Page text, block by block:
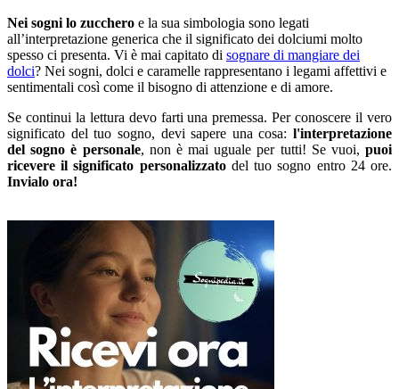
Nei sogni lo zucchero e la sua simbologia sono legati
all’interpretazione generica che il significato dei dolciumi molto
spesso ci presenta. Vi è mai capitato di sognare di mangiare dei
dolci? Nei sogni, dolci e caramelle rappresentano i legami affettivi e
sentimentali così come il bisogno di attenzione e di amore.
Se continui la lettura devo farti una premessa. Per conoscere il vero
significato del tuo sogno, devi sapere una cosa: l'interpretazione
del sogno è personale, non è mai uguale per tutti! Se vuoi, puoi
ricevere il significato personalizzatodel tuo sogno entro 24 ore.
Invialo ora!